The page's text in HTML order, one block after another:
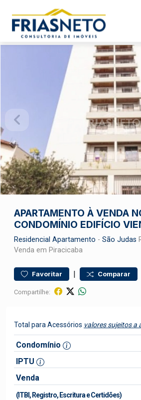
APARTAMENTO À VENDA
CONDOMÍNIO EDIFÍCIO
Residencial Apartamento - São Judas
Venda em Piracicaba
Favoritar | Comparar
Compartilhe:
Total para Acessórios valores sujeitos a
Condomínio
IPTU
Venda
(ITBI, Registro, Escritura e Certidões)